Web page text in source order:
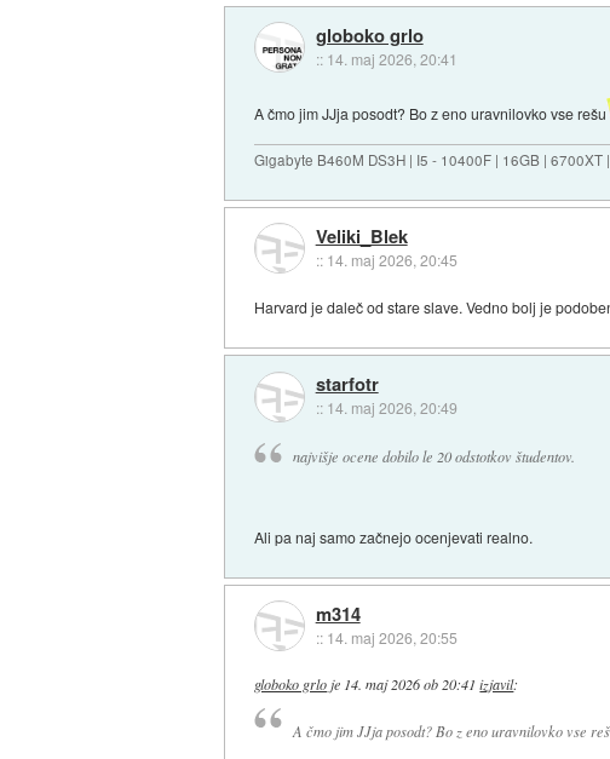
globoko grlo
:: 14. maj 2026, 20:41
A čmo jim JJja posodt? Bo z eno uravnilovko vse rešu
Gigabyte B460M DS3H | I5 - 10400F | 16GB | 6700XT
Veliki_Blek
:: 14. maj 2026, 20:45
Harvard je daleč od stare slave. Vedno bolj je
starfotr
:: 14. maj 2026, 20:49
najvišje ocene dobilo le 20 odstotkov študentov.
Ali pa naj samo začnejo ocenjevati realno.
m314
:: 14. maj 2026, 20:55
globoko grlo je 14. maj 2026 ob 20:41 izjavil:
A čmo jim JJja posodt? Bo z eno uravnilovko vse